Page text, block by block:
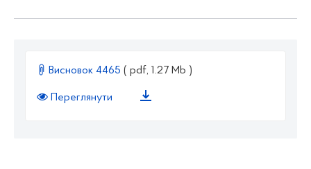
Висновок 4465 ( pdf, 1.27 Mb )
Переглянути